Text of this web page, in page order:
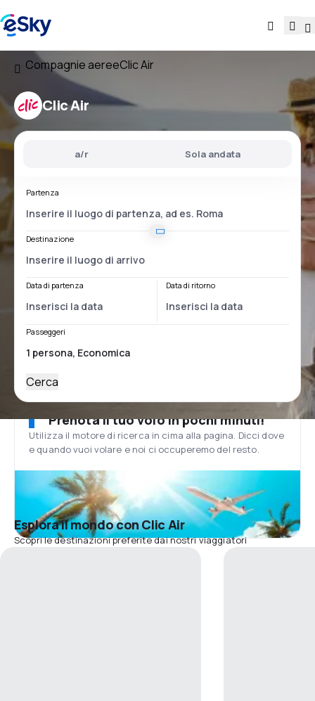
Compagnie aereeClic Air
Clic Air
a/r Sola andata
Partenza
Destinazione
Data di partenza Data di ritorno
Passeggeri
Cerca
Prenota il tuo volo in pochi minuti!
Utilizza il motore di ricerca in cima alla pagina. Dicci dove
e quando vuoi volare e noi ci occuperemo del resto.
Esplora il mondo con Clic Air
Scopri le destinazioni preferite dai nostri viaggiatori